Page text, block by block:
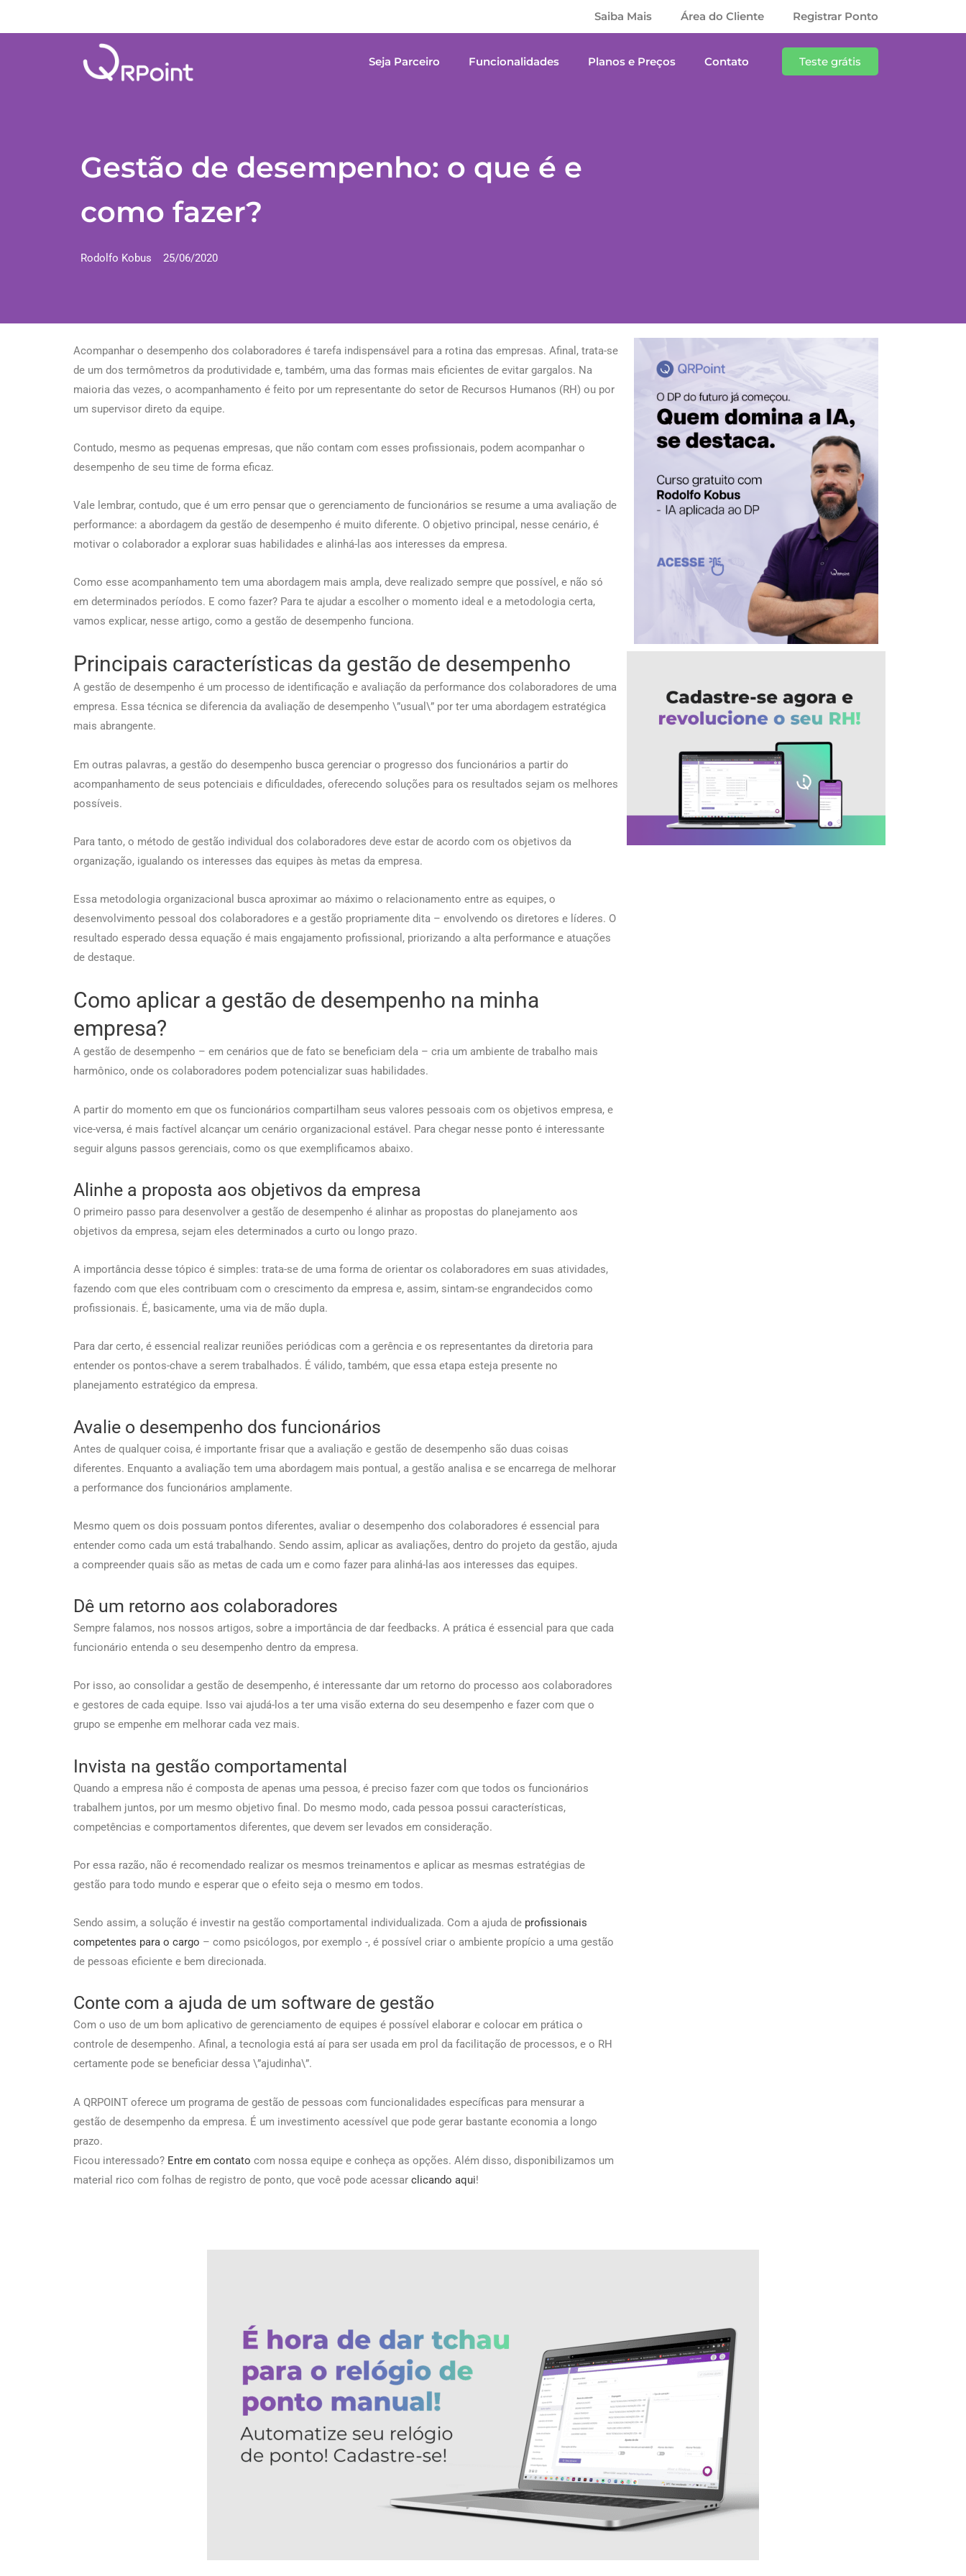
Saiba Mais Área do Cliente Registrar Ponto
Seja Parceiro Funcionalidades Planos e Preços Contato Teste grátis
Gestão de desempenho: o que é e
como fazer?
Rodolfo Kobus 25/06/2020
Acompanhar o desempenho dos colaboradores é tarefa indispensável para a rotina das empresas. Afinal, trata-se
de um dos termômetros da produtividade e, também, uma das formas mais eficientes de evitar gargalos. Na
maioria das vezes, o acompanhamento é feito por um representante do setor de Recursos Humanos (RH) ou por
um supervisor direto da equipe.
Contudo, mesmo as pequenas empresas, que não contam com esses profissionais, podem acompanhar o
desempenho de seu time de forma eficaz.
Vale lembrar, contudo, que é um erro pensar que o gerenciamento de funcionários se resume a uma avaliação de
performance: a abordagem da gestão de desempenho é muito diferente. O objetivo principal, nesse cenário, é
motivar o colaborador a explorar suas habilidades e alinhá-las aos interesses da empresa.
Como esse acompanhamento tem uma abordagem mais ampla, deve realizado sempre que possível, e não só
em determinados períodos. E como fazer? Para te ajudar a escolher o momento ideal e a metodologia certa,
vamos explicar, nesse artigo, como a gestão de desempenho funciona.
Principais características da gestão de desempenho
A gestão de desempenho é um processo de identificação e avaliação da performance dos colaboradores de uma
empresa. Essa técnica se diferencia da avaliação de desempenho \”usual\” por ter uma abordagem estratégica
mais abrangente.
Em outras palavras, a gestão do desempenho busca gerenciar o progresso dos funcionários a partir do
acompanhamento de seus potenciais e dificuldades, oferecendo soluções para os resultados sejam os melhores
possíveis.
Para tanto, o método de gestão individual dos colaboradores deve estar de acordo com os objetivos da
organização, igualando os interesses das equipes às metas da empresa.
Essa metodologia organizacional busca aproximar ao máximo o relacionamento entre as equipes, o
desenvolvimento pessoal dos colaboradores e a gestão propriamente dita – envolvendo os diretores e líderes. O
resultado esperado dessa equação é mais engajamento profissional, priorizando a alta performance e atuações
de destaque.
Como aplicar a gestão de desempenho na minha
empresa?
A gestão de desempenho – em cenários que de fato se beneficiam dela – cria um ambiente de trabalho mais
harmônico, onde os colaboradores podem potencializar suas habilidades.
A partir do momento em que os funcionários compartilham seus valores pessoais com os objetivos empresa, e
vice-versa, é mais factível alcançar um cenário organizacional estável. Para chegar nesse ponto é interessante
seguir alguns passos gerenciais, como os que exemplificamos abaixo.
Alinhe a proposta aos objetivos da empresa
O primeiro passo para desenvolver a gestão de desempenho é alinhar as propostas do planejamento aos
objetivos da empresa, sejam eles determinados a curto ou longo prazo.
A importância desse tópico é simples: trata-se de uma forma de orientar os colaboradores em suas atividades,
fazendo com que eles contribuam com o crescimento da empresa e, assim, sintam-se engrandecidos como
profissionais. É, basicamente, uma via de mão dupla.
Para dar certo, é essencial realizar reuniões periódicas com a gerência e os representantes da diretoria para
entender os pontos-chave a serem trabalhados. É válido, também, que essa etapa esteja presente no
planejamento estratégico da empresa.
Avalie o desempenho dos funcionários
Antes de qualquer coisa, é importante frisar que a avaliação e gestão de desempenho são duas coisas
diferentes. Enquanto a avaliação tem uma abordagem mais pontual, a gestão analisa e se encarrega de melhorar
a performance dos funcionários amplamente.
Mesmo quem os dois possuam pontos diferentes, avaliar o desempenho dos colaboradores é essencial para
entender como cada um está trabalhando. Sendo assim, aplicar as avaliações, dentro do projeto da gestão, ajuda
a compreender quais são as metas de cada um e como fazer para alinhá-las aos interesses das equipes.
Dê um retorno aos colaboradores
Sempre falamos, nos nossos artigos, sobre a importância de dar feedbacks. A prática é essencial para que cada
funcionário entenda o seu desempenho dentro da empresa.
Por isso, ao consolidar a gestão de desempenho, é interessante dar um retorno do processo aos colaboradores
e gestores de cada equipe. Isso vai ajudá-los a ter uma visão externa do seu desempenho e fazer com que o
grupo se empenhe em melhorar cada vez mais.
Invista na gestão comportamental
Quando a empresa não é composta de apenas uma pessoa, é preciso fazer com que todos os funcionários
trabalhem juntos, por um mesmo objetivo final. Do mesmo modo, cada pessoa possui características,
competências e comportamentos diferentes, que devem ser levados em consideração.
Por essa razão, não é recomendado realizar os mesmos treinamentos e aplicar as mesmas estratégias de
gestão para todo mundo e esperar que o efeito seja o mesmo em todos.
Sendo assim, a solução é investir na gestão comportamental individualizada. Com a ajuda de profissionais
competentes para o cargo – como psicólogos, por exemplo -, é possível criar o ambiente propício a uma gestão
de pessoas eficiente e bem direcionada.
Conte com a ajuda de um software de gestão
Com o uso de um bom aplicativo de gerenciamento de equipes é possível elaborar e colocar em prática o
controle de desempenho. Afinal, a tecnologia está aí para ser usada em prol da facilitação de processos, e o RH
certamente pode se beneficiar dessa \”ajudinha\”.
A QRPOINT oferece um programa de gestão de pessoas com funcionalidades específicas para mensurar a
gestão de desempenho da empresa. É um investimento acessível que pode gerar bastante economia a longo
prazo.
Ficou interessado? Entre em contato com nossa equipe e conheça as opções. Além disso, disponibilizamos um
material rico com folhas de registro de ponto, que você pode acessar clicando aqui!